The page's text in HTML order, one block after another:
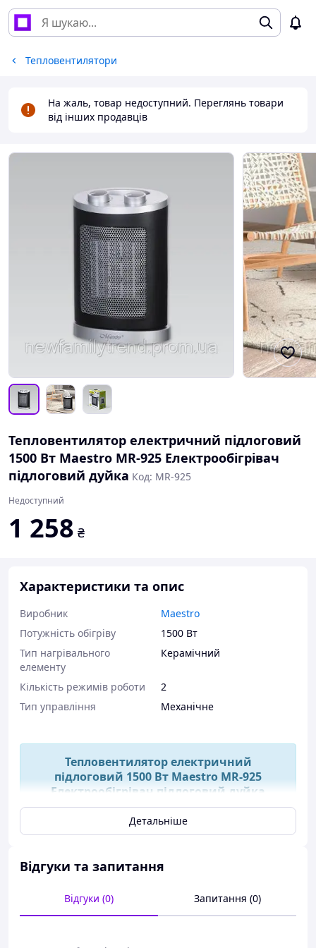
Тепловентилятори
На жаль, товар недоступний. Переглянь товари
від інших продавців
Тепловентилятор електричний підлоговий
1500 Вт Maestro MR-925 Електрообігрівач
підлоговий дуйка Код: MR-925
Недоступний
1 258 ₴
Характеристики та опис
Виробник
Maestro
Потужність обігріву
1500 Вт
Тип нагрівального
елементу
Керамічний
Кількість режимів роботи
2
Тип управління
Механічне
Тепловентилятор електричний
підлоговий 1500 Вт Maestro MR-925
Електрообігрівач підлоговий дуйка
Телефонуйте/пишіть у будь-який час, наш
менеджер із радістю відповість на всі Ваші
впродовж 1-3 днів, всі товари перед
відправленням уважно перевіряються,
Детальніше
Відгуки та запитання
Відгуки (0) Запитання (0)